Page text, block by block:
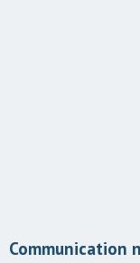
Communication